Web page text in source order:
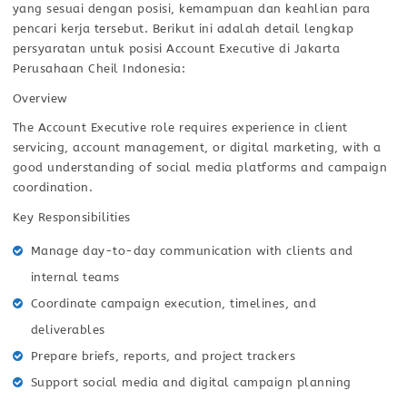
yang sesuai dengan posisi, kemampuan dan keahlian para
pencari kerja tersebut. Berikut ini adalah detail lengkap
persyaratan untuk posisi Account Executive di Jakarta
Perusahaan Cheil Indonesia:
Overview
The Account Executive role requires experience in client
servicing, account management, or digital marketing, with a
good understanding of social media platforms and campaign
coordination.
Key Responsibilities
Manage day-to-day communication with clients and
internal teams
Coordinate campaign execution, timelines, and
deliverables
Prepare briefs, reports, and project trackers
Support social media and digital campaign planning